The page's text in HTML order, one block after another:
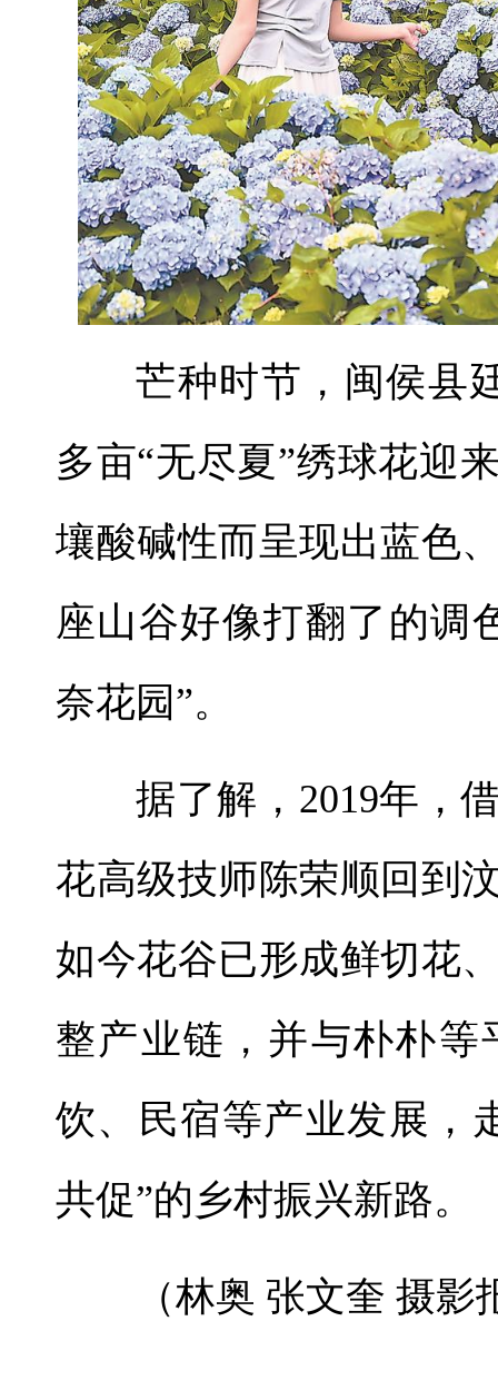
芒种时节，闽侯县
多亩“无尽夏”绣球花迎
壤酸碱性而呈现出蓝色
座山谷好像打翻了的调
奈花园”。
据了解，2019年，
花高级技师陈荣顺回到
如今花谷已形成鲜切花
整产业链，并与朴朴
饮、民宿等产业发展，
共促”的乡村振兴新路。
（林奥 张文奎 摄影